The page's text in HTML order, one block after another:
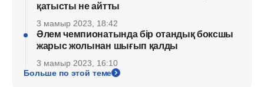
қатысты не айтты
3 мамыр 2023, 18:42
Әлем чемпионатында бір отандық боксшы
жарыс жолынан шығып қалды
3 мамыр 2023, 16:10
Больше по этой теме